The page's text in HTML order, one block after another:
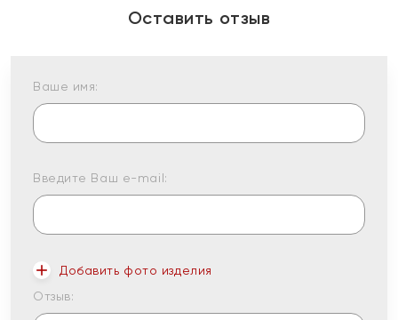
Оставить отзыв
Ваше имя:
Введите Ваш e-mail:
Добавить фото изделия
Отзыв: